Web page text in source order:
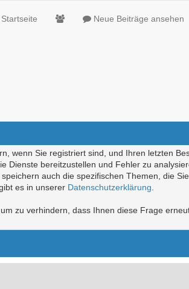
Startseite Neue Beiträge ansehen
wenn Sie registriert sind, und Ihren letzten
Dienste bereitzustellen und Fehler zu
auch die spezifischen Themen, die
es in unserer Datenschutzerklärung
zu verhindern, dass Ihnen diese Frage